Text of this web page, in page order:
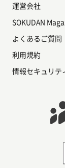
すか？
額は変動します
いけばよいですか
をして自分に合
Q. バックエンド
ることが多いです
運営会社
SOKUDAN
よくあるご質問
利用規約
情報セキュリテ